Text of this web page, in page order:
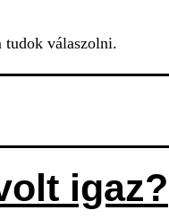
tudok válaszolni.
igaz?